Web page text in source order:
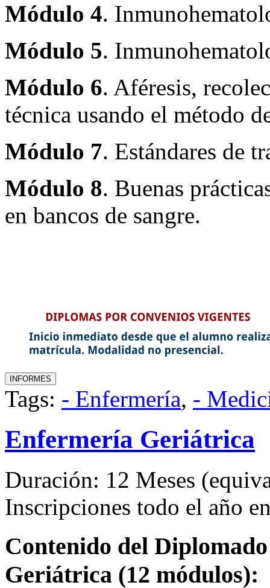
Módulo 4.
Módulo 5.
Módulo 6. Aféresis,
técnica usando el método
Módulo 7. Estándares de
Módulo 8. Buenas
en bancos de sangre.
Tags: - Enfermería, -
Enfermería Geriátrica
Duración: 12 Meses
Inscripciones todo el año
Contenido del
Geriátrica (12 módulos):